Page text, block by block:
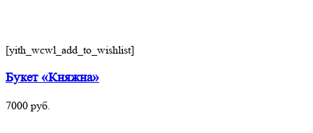
[yith_wcwl_add_to_wishlist]
Букет «Княжна»
7000 руб.